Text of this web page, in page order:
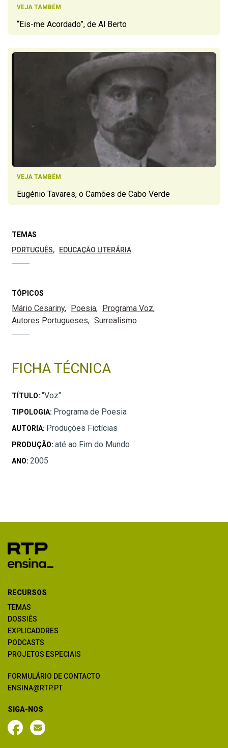
VEJA TAMBÉM
“Eis-me Acordado”, de Al Berto
VEJA TAMBÉM
Eugénio Tavares, o Camões de Cabo Verde
TEMAS
PORTUGUÊS
EDUCAÇÃO LITERÁRIA
TÓPICOS
Mário Cesariny Poesia
Programa Voz
Autores Portugueses
Surrealismo
FICHA TÉCNICA
TÍTULO: "Voz"
TIPOLOGIA: Programa de Poesia
AUTORIA: Produções Fictícias
PRODUÇÃO: até ao Fim do Mundo
ANO: 2005
RECURSOS
TEMAS
DOSSIÊS
EXPLICADORES
PODCASTS
PROJETOS ESPECIAIS
FORMULÁRIO DE CONTACTO
ENSINA@RTP.PT
SIGA-NOS